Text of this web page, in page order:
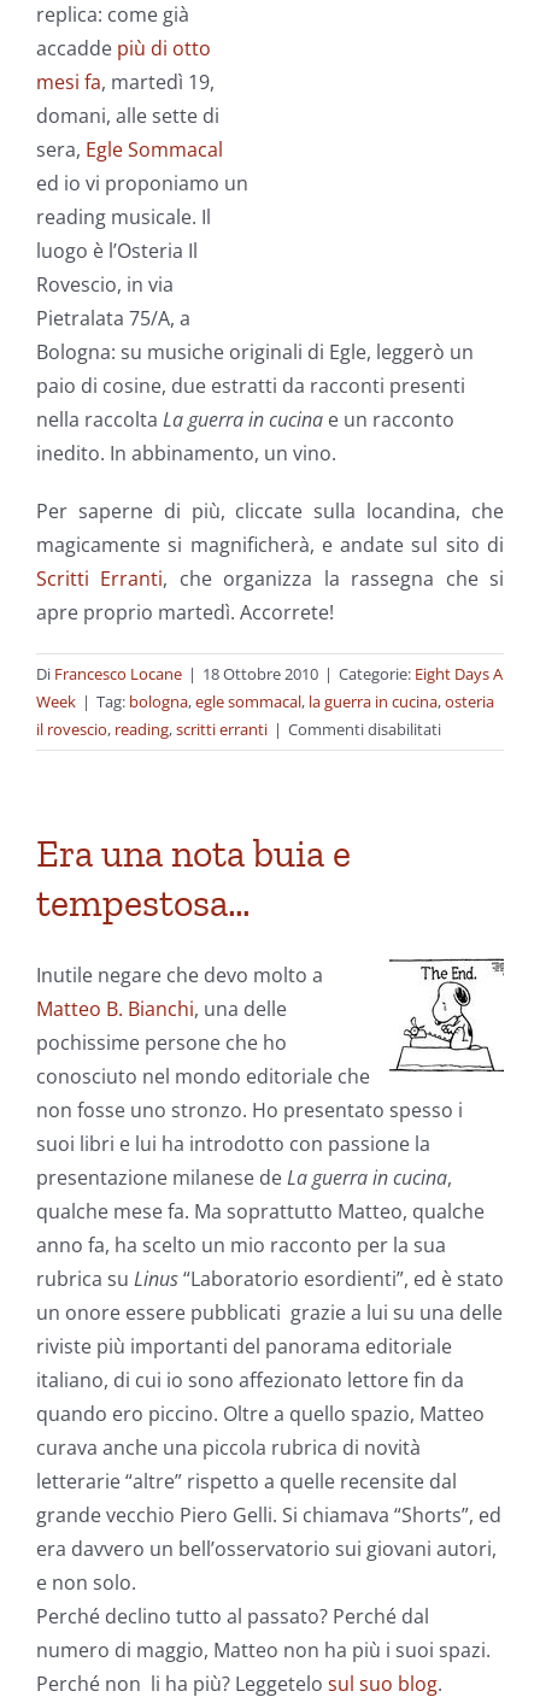
replica: come già
accadde più di otto
mesi fa, martedì 19,
domani, alle sette di
sera, Egle Sommacal
ed io vi proponiamo un
reading musicale. Il
luogo è l’Osteria Il
Rovescio, in via
Pietralata 75/A, a
Bologna: su musiche originali di Egle, leggerò un
paio di cosine, due estratti da racconti presenti
nella raccolta La guerra in cucina e un racconto
inedito. In abbinamento, un vino.
Per saperne di più, cliccate sulla locandina, che
magicamente si magnificherà, e andate sul sito di
Scritti Erranti, che organizza la rassegna che si
apre proprio martedì. Accorrete!
Di Francesco Locane | 18 Ottobre 2010 | Categorie: Eight Days A
Week | Tag: bologna,egle sommacal, la guerra in cucina,osteria
il rovescio, reading,scritti erranti | Commenti disabilitatisu
Tre
Era una nota buia e
tempestosa…
Inutile negare che devo molto a
Matteo B. Bianchi, una delle
pochissime persone che ho
conosciuto nel mondo editoriale che
non fosse uno stronzo. Ho presentato spesso i
suoi libri e lui ha introdotto con passione la
presentazione milanese deLa guerra in cucina,
qualche mese fa. Ma soprattutto Matteo, qualche
anno fa, ha scelto un mio racconto per la sua
rubrica su Linus“Laboratorio esordienti”, ed è stato
un onore essere pubblicati grazie a lui su una delle
riviste più importanti del panorama editoriale
italiano, di cui io sono affezionato lettore fin da
quando ero piccino. Oltre a quello spazio, Matteo
curava anche una piccola rubrica di novità
letterarie “altre” rispetto a quelle recensite dal
grande vecchio Piero Gelli. Si chiamava “Shorts”, ed
era davvero un bell’osservatorio sui giovani autori,
e non solo.
Perché declino tutto al passato? Perché dal
numero di maggio, Matteo non ha più i suoi spazi.
Perché non li ha più? Leggetelo sul suo blog.